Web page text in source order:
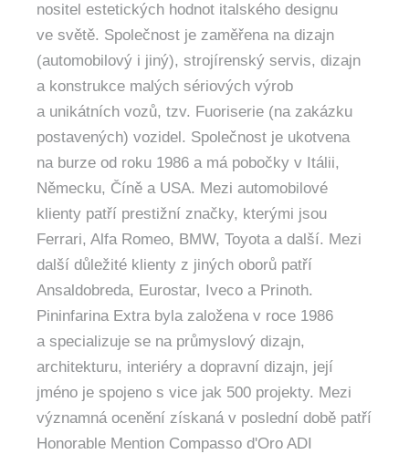
nositel estetických hodnot italského designu
ve světě. Společnost je zaměřena na dizajn
(automobilový i jiný), strojírenský servis, dizajn
a konstrukce malých sériových výrob
a unikátních vozů, tzv. Fuoriserie (na zakázku
postavených) vozidel. Společnost je ukotvena
na burze od roku 1986 a má pobočky v Itálii,
Německu, Číně a USA. Mezi automobilové
klienty patří prestižní značky, kterými jsou
Ferrari, Alfa Romeo, BMW, Toyota a další. Mezi
další důležité klienty z jiných oborů patří
Ansaldobreda, Eurostar, Iveco a Prinoth.
Pininfarina Extra byla založena v roce 1986
a specializuje se na průmyslový dizajn,
architekturu, interiéry a dopravní dizajn, její
jméno je spojeno s vice jak 500 projekty. Mezi
významná ocenění získaná v poslední době patří
Honorable Mention Compasso d'Oro ADI